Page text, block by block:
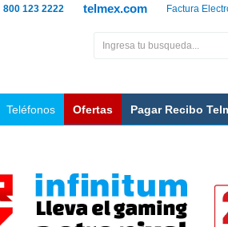
Factura
telmex.com
800 123 2222
Teléfonos Ofertas Pagar Recibo